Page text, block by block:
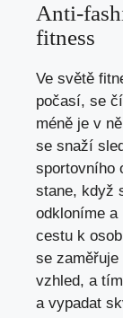
Anti-
fitness
Ve světě
počasí, se
méně je v
se snaží
sportovního
stane, když
odkloníme a
cestu k
se
vzhled, a
a vypadat